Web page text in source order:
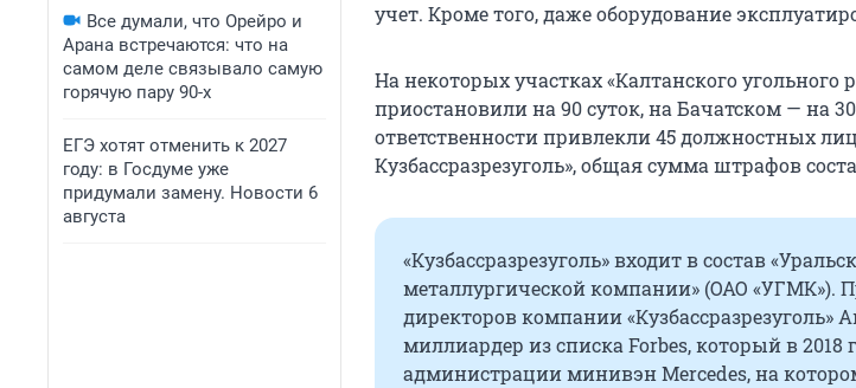
Все думали, что Орейро и
Арана встречаются: что на
самом деле связывало самую
горячую пару 90-х
ЕГЭ хотят отменить к 2027
году: в Госдуме уже
придумали замену. Новости 6
августа
учет. Кроме того, даже оборудование
На некоторых участках «Калтанского угольного
приостановили на 90 суток, на Бачатском — на
ответственности привлекли 45 должностных
Кузбассразрезуголь», общая сумма штрафов
«Кузбассразрезуголь» входит в состав
металлургической компании» (ОАО «УГМК»).
директоров компании «Кузбассразрезуголь»
миллиардер из списка Forbes, который в 2018
администрации минивэн Mercedes, на